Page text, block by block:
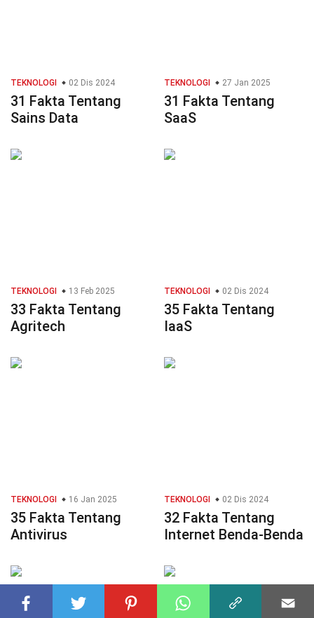
TEKNOLOGI 02 Dis 2024
31 Fakta Tentang
Sains Data
TEKNOLOGI 27 Jan 2025
31 Fakta Tentang
SaaS
TEKNOLOGI 13 Feb 2025
33 Fakta Tentang
Agritech
TEKNOLOGI 02 Dis 2024
35 Fakta Tentang
IaaS
TEKNOLOGI 16 Jan 2025
35 Fakta Tentang
Antivirus
TEKNOLOGI 02 Dis 2024
32 Fakta Tentang
Internet Benda-Benda